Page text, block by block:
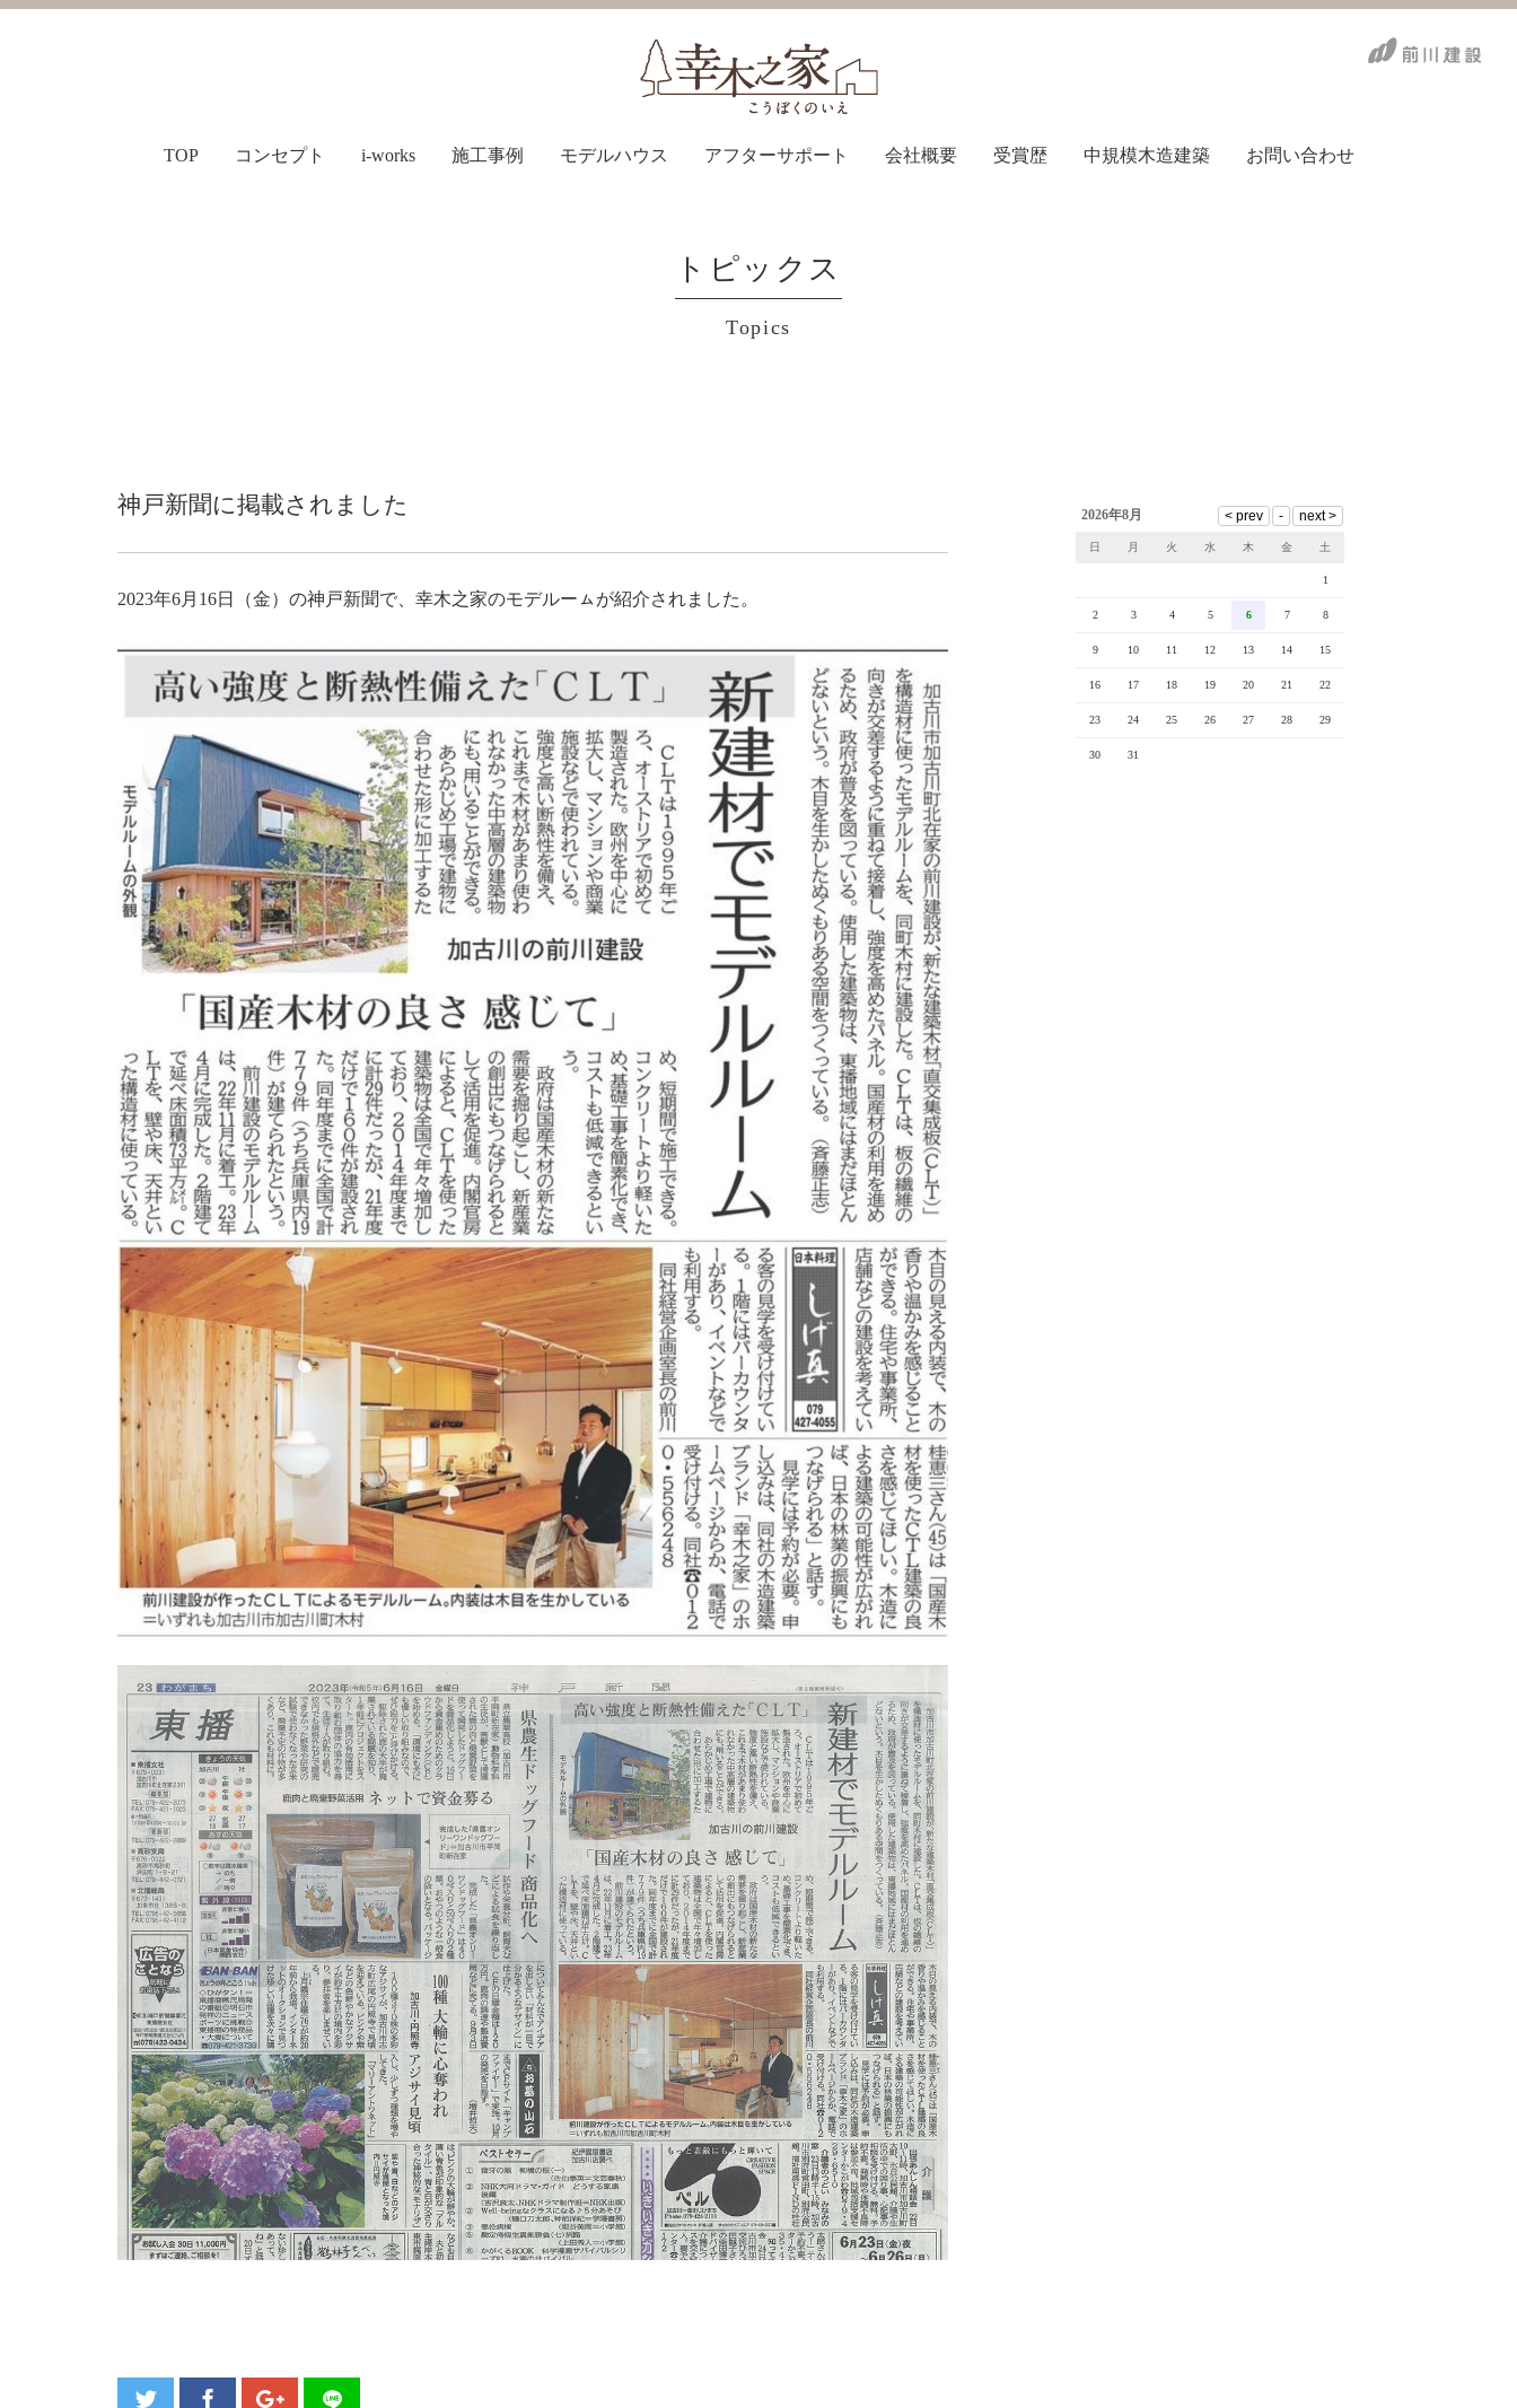
TOP コンセプト i-works 施工事例 モデルハウス アフターサポート 会社概要 受賞歴 中規模木造建築 お問い合わせ
トピックス
Topics
神戸新聞に掲載されました
2023年6月16日（金）の神戸新聞で、幸木之家のモデルーㇺが紹介されました。
2026年8月
日 月 火 水 木 金 土
1
2 3 4 5 6 7 8
9 10 11 12 13 14 15
16 17 18 19 20 21 22
23 24 25 26 27 28 29
30 31